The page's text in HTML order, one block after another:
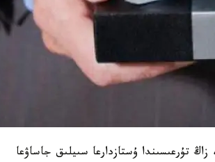
تۇرعىسىندا ۇستازدارعا سىيلىق جاساۋعا